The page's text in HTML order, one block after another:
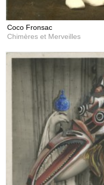
Coco Fronsac
Chimères et Merveilles